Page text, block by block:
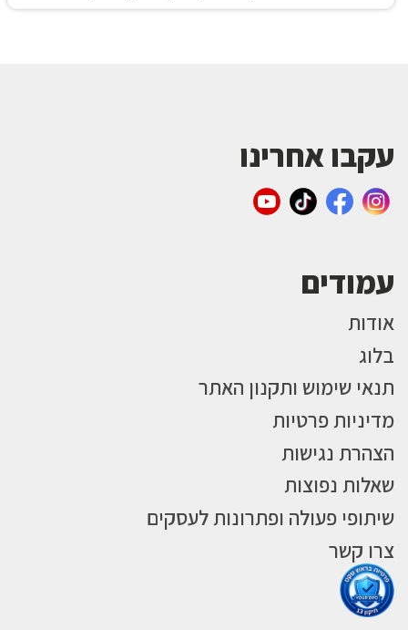
עקבו אחרינו
עמודים
אודות
בלוג
תנאי שימוש ותקנון האתר
מדיניות פרטיות
הצהרת נגישות
שאלות נפוצות
שיתופי פעולה ופתרונות לעסקים
צרו קשר